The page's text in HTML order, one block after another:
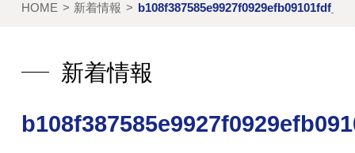
レンタル製品
運営会社
新着情報
HOME 新着情報 b108f387585e9927f0929efb09101fdf_s
新着情報